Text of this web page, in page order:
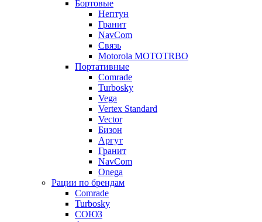
Бортовые
Нептун
Гранит
NavCom
Связь
Motorola MOTOTRBO
Портативные
Comrade
Turbosky
Vega
Vertex Standard
Vector
Бизон
Аргут
Гранит
NavCom
Onega
Рации по брендам
Comrade
Turbosky
СОЮЗ